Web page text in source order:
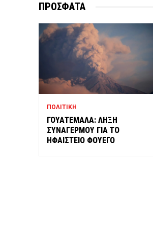
ΠΡΟΣΦΑΤΑ
ΠΟΛΙΤΙΚΗ
ΓΟΥΑΤΕΜΑΛΑ: ΛΗΞΗ
ΣΥΝΑΓΕΡΜΟΥ ΓΙΑ ΤΟ
ΗΦΑΙΣΤΕΙΟ ΦΟΥΕΓΟ